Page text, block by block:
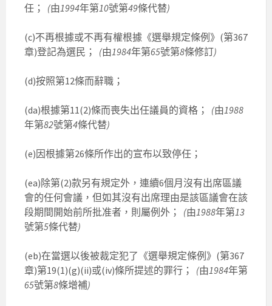
任； (由1994年第10號第49條代替)
(c)不再根據或不再有權根據《選舉規定條例》(第367
章)登記為選民； (由1984年第65號第8條修訂)
(d)按照第12條而辭職；
(da)根據第11(2)條而喪失出任議員的資格； (由1988
年第82號第4條代替)
(e)因根據第26條所作出的宣布以致停任；
(ea)除第(2)款另有規定外，連續6個月沒有出席區議
會的任何會議，但如其沒有出席理由是該區議會在該
段期間開始前所批准者，則屬例外； (由1988年第13
號第5條代替)
(eb)在當選以後被裁定犯了《選舉規定條例》(第367
章)第19(1)(g)(ii)或(iv)條所提述的罪行； (由1984年第
65號第8條增補)